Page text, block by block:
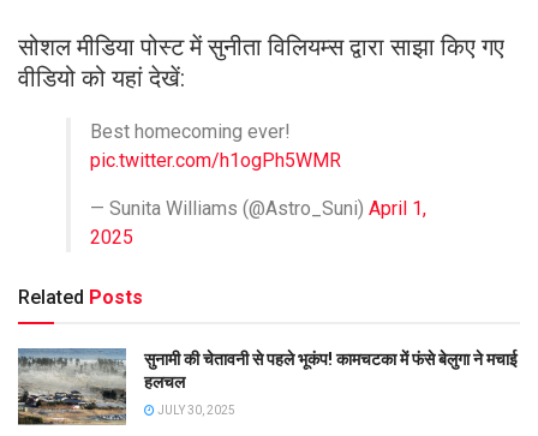
सोशल मीडिया पोस्ट में सुनीता विलियम्स द्वारा साझा किए गए
वीडियो को यहां देखें:
Best homecoming ever!
pic.twitter.com/h1ogPh5WMR
— Sunita Williams (@Astro_Suni) April 1,
2025
Related Posts
सुनामी की चेतावनी से पहले भूकंप! कामचटका में फंसे बेलुगा ने मचाई
हलचल
JULY 30, 2025